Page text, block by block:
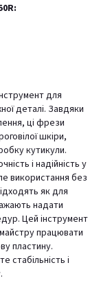
для
деталі. Завдяки
ці фрези
шкіри,
кутикули.
і надійність у
використання без
як для
надати
Цей інструмент
працювати
пластину.
і